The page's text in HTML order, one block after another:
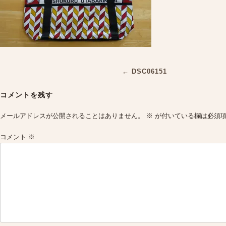
← DSC06151
コメントを残す
メールアドレスが公開されることはありません。 ※ が付いている欄は必須
コメント ※